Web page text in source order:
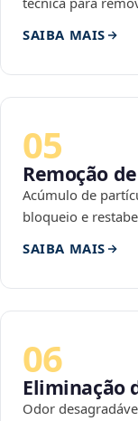
SAIBA MAIS
05
Remoção
Acúmulo de
bloqueio e
SAIBA MAIS
06
Eliminação
Odor